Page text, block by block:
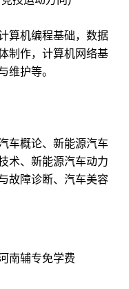
算机编程基础，数据
制作，计算机网络基
维护等。
车概论、新能源汽车
术、新能源汽车动力
故障诊断、汽车美容
南辅专免学费